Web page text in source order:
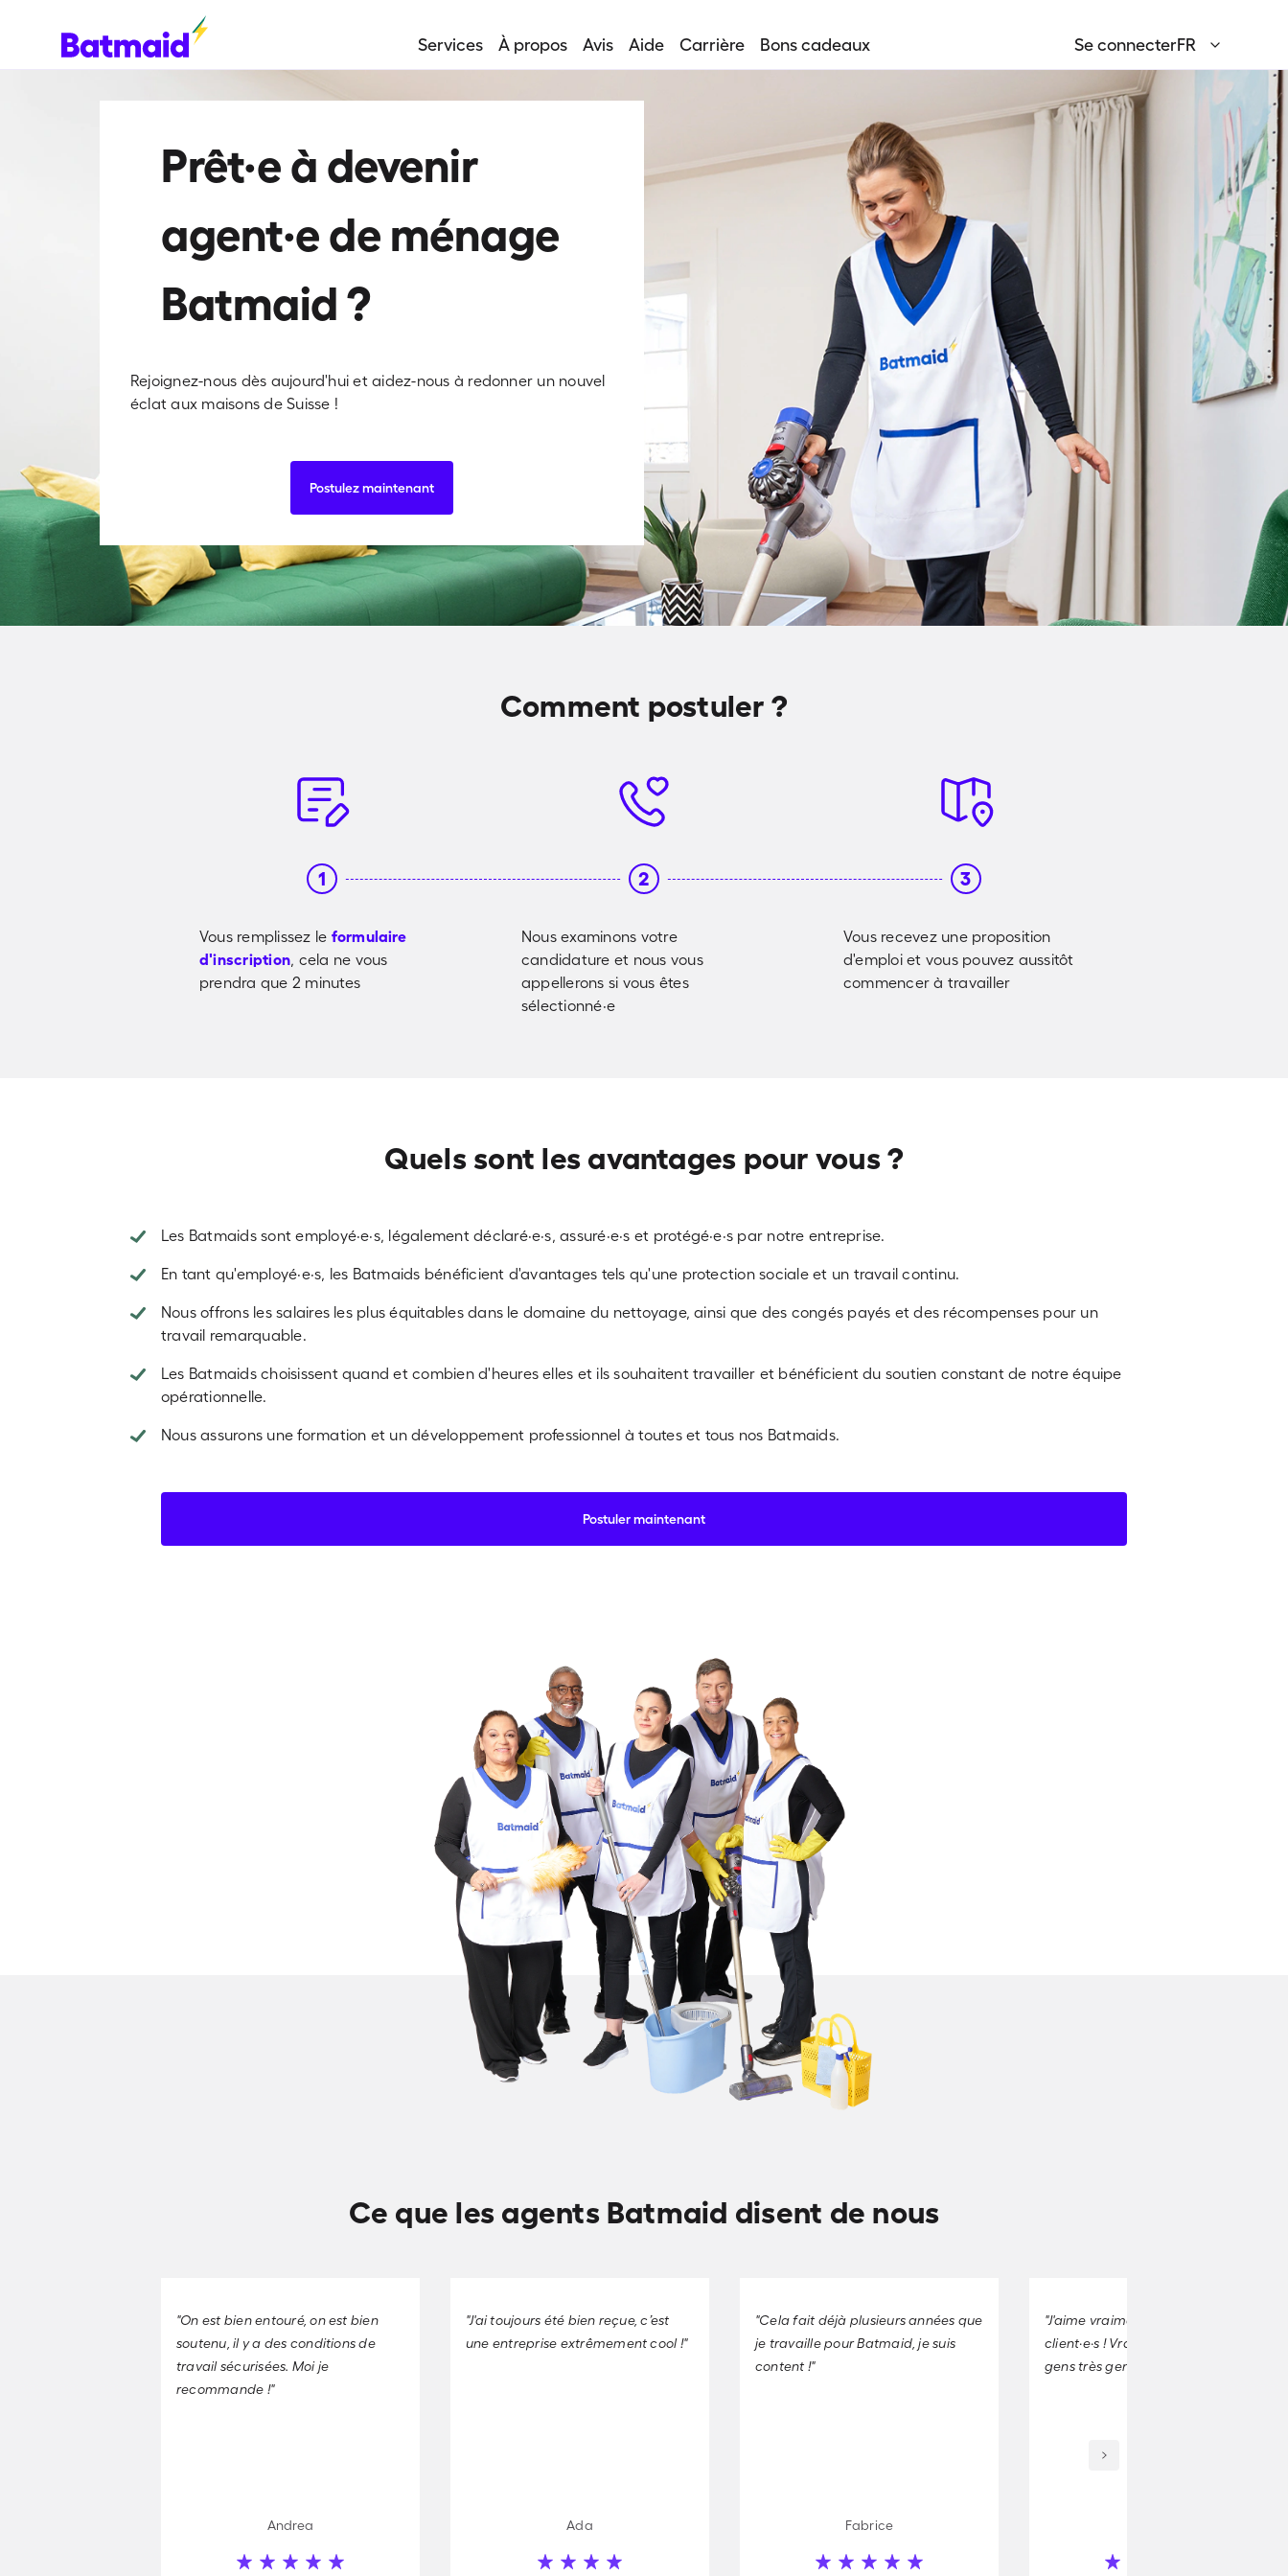
Services À propos Avis Aide Carrière Bons cadeaux Se connecterFR
English
IT
Prêt·e à devenir
agent·e de ménage
Batmaid ?
Rejoignez-nous dès aujourd'hui et aidez-nous à redonner un nouvel
éclat aux maisons de Suisse !
Postulez maintenant
Comment postuler ?
1
Vous remplissez le formulaire
d'inscription, cela ne vous
prendra que 2 minutes
2
Nous examinons votre
candidature et nous vous
appellerons si vous êtes
sélectionné·e
3
Vous recevez une proposition
d'emploi et vous pouvez aussitôt
commencer à travailler
Quels sont les avantages pour vous ?
Les Batmaids sont employé·e·s, légalement déclaré·e·s, assuré·e·s et protégé·e·s par notre entreprise.
En tant qu'employé·e·s, les Batmaids bénéficient d'avantages tels qu'une protection sociale et un travail continu.
Nous offrons les salaires les plus équitables dans le domaine du nettoyage, ainsi que des congés payés et des récompenses pour un
travail remarquable.
Les Batmaids choisissent quand et combien d'heures elles et ils souhaitent travailler et bénéficient du soutien constant de notre équipe
opérationnelle.
Nous assurons une formation et un développement professionnel à toutes et tous nos Batmaids.
Postuler maintenant
Ce que les agents Batmaid disent de nous
"On est bien entouré, on est bien
soutenu, il y a des conditions de
travail sécurisées. Moi je
recommande !"
Andrea
"J'ai toujours été bien reçue, c’est
une entreprise extrêmement cool !"
Ada
"Cela fait déjà plusieurs années que
je travaille pour Batmaid, je suis
content !"
Fabrice
"J'aime vraiment toutes et tous les
client·e·s ! Vraiment, ce sont des
gens très gentils."